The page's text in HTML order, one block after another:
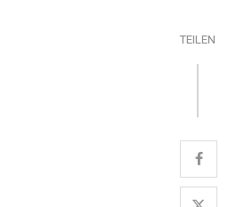
TEILEN